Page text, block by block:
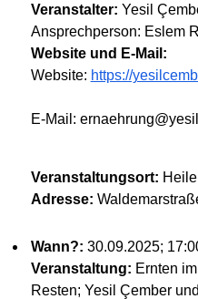
Veranstalter: Yesil
Ansprechperson: Eslem
Website und E-Mail:
Website: https://
E-Mail:
Veranstaltungsort:
Adresse:
Wann?: 30.09.2025;
Veranstaltung: Ernten
Resten; Yesil Çember